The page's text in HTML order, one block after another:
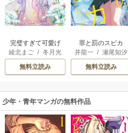
完璧すぎて可愛げ
がないと婚約破棄
された聖女は隣国
に売られる
綾北まご /冬月光
輝 / 昌未
無料立読み
罪と罰のスピカ
井龍一 /瀬尾知汐
無料立読み
少年・青年マンガの無料作品